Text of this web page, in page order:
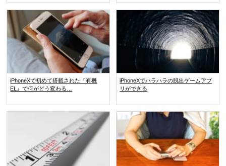
iPhoneXで初めて搭載された『有機
EL』で何がどう変わる…
iPhoneXでハラハラの脱出ゲームアプ
リができる